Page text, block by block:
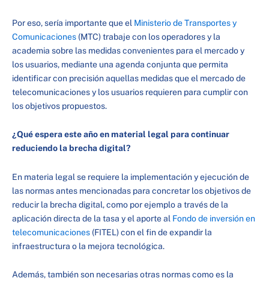
Por eso, sería importante que el Ministerio de Transportes y
Comunicaciones (MTC) trabaje con los operadores y la
academia sobre las medidas convenientes para el mercado y
los usuarios, mediante una agenda conjunta que permita
identificar con precisión aquellas medidas que el mercado de
telecomunicaciones y los usuarios requieren para cumplir con
los objetivos propuestos.
¿Qué espera este año en material legal para continuar
reduciendo la brecha digital?
En materia legal se requiere la implementación y ejecución de
las normas antes mencionadas para concretar los objetivos de
reducir la brecha digital, como por ejemplo a través de la
aplicación directa de la tasa y el aporte al Fondo de inversión en
telecomunicaciones (FITEL) con el fin de expandir la
infraestructura o la mejora tecnológica.
Además, también son necesarias otras normas como es la